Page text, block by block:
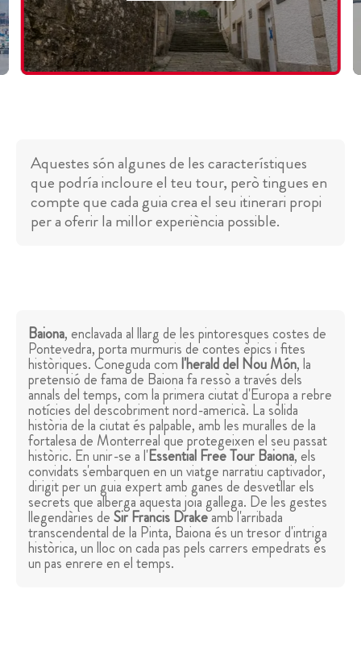
Aquestes són algunes de les característiques
que podría incloure el teu tour, però tingues en
compte que cada guia crea el seu itinerari propi
per a oferir la millor experiència possible.
Baiona, enclavada al llarg de les pintoresques costes de
Pontevedra, porta murmuris de contes èpics i fites
històriques. Coneguda coml'herald del Nou Món, la
pretensió de fama de Baiona fa ressò a través dels
annals del temps, com la primera ciutat d'Europa a rebre
notícies del descobriment nord-americà. La sòlida
història de la ciutat és palpable, amb les muralles de la
fortalesa de Monterreal que protegeixen el seu passat
històric. En unir-se a l'Essential Free Tour Baiona, els
convidats s'embarquen en un viatge narratiu captivador,
dirigit per un guia expert amb ganes de desvetllar els
secrets que alberga aquesta joia gallega. De les gestes
llegendàries deSirFrancis Drakeamb l'arribada
transcendental de la Pinta, Baiona és un tresor d'intriga
històrica, un lloc on cada pas pels carrers empedrats és
un pas enrere en el temps.